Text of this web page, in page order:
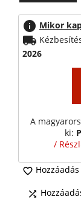
info Mikor
local_shipping
2026
A
ki:
/

